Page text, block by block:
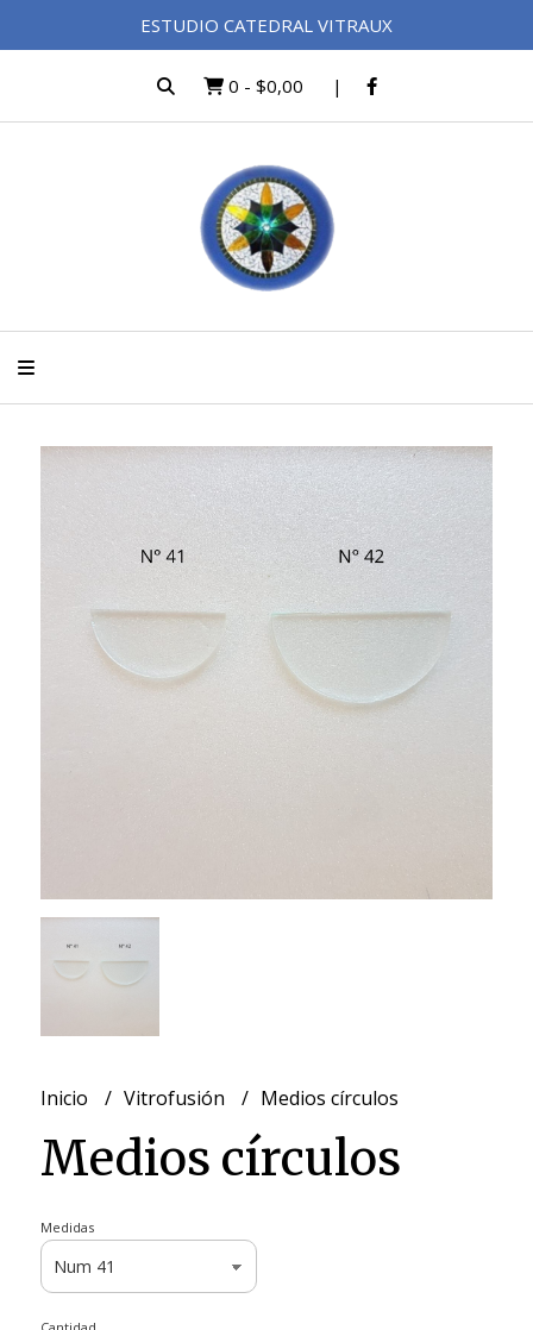
ESTUDIO CATEDRAL VITRAUX
0 - $0,00
Inicio Vitrofusión Medios círculos
Medios círculos
Medidas